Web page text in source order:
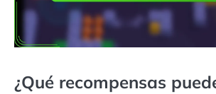
¿Qué recompensas